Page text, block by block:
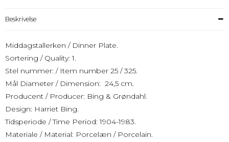
Beskrivelse
Middagstallerken / Dinner Plate.
Sortering / Quality: 1.
Stel nummer: / Item number 25 / 325.
Mål Diameter / Dimension: 24,5 cm.
Producent / Producer: Bing & Grøndahl.
Design: Harriet Bing.
Tidsperiode / Time Period: 1904-1983.
Materiale / Material: Porcelæn / Porcelain.